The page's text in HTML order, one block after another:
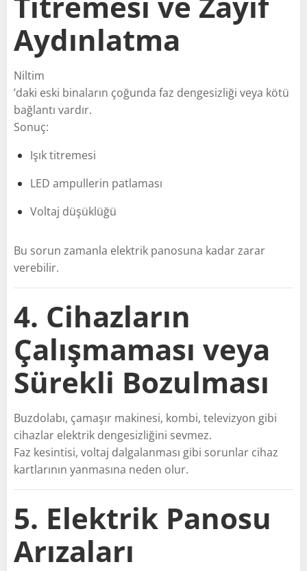
Aydınlatma
Niltim
’daki eski binaların çoğunda faz dengesizliği veya kötü
bağlantı vardır.
Sonuç:
Işık titremesi
LED ampullerin patlaması
Voltaj düşüklüğü
Bu sorun zamanla elektrik panosuna kadar zarar
verebilir.
4. Cihazların
Çalışmaması veya
Sürekli Bozulması
Buzdolabı, çamaşır makinesi, kombi, televizyon gibi
cihazlar elektrik dengesizliğini sevmez.
Faz kesintisi, voltaj dalgalanması gibi sorunlar cihaz
kartlarının yanmasına neden olur.
5. Elektrik Panosu
Arızaları